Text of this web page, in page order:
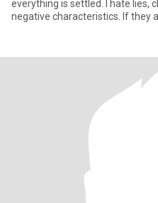
everything is settled. I hate lies,
negative characteristics. If they